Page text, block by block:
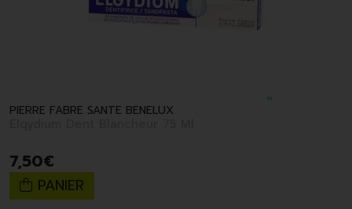
PIERRE FABRE SANTE BENELUX
7,50€
PANIER